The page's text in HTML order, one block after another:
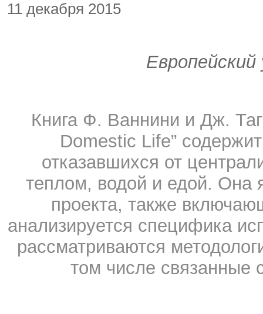
11 декабря 2015
Книга Ф. Ваннини и Дж.
Domestic Life”
отказавшихся от
теплом, водой и едой. Она
проекта, также
анализируется специфика
рассматриваются
том числе связанные